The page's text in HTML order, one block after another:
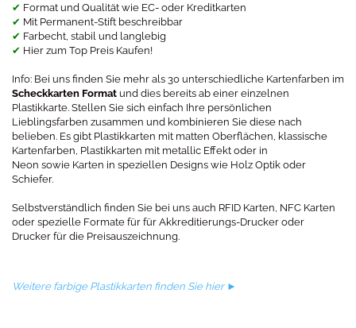
✔ Format und Qualität wie EC- oder Kreditkarten
✔ Mit Permanent-Stift beschreibbar
✔ Farbecht, stabil und langlebig
✔ Hier zum Top Preis Kaufen!
Info: Bei uns finden Sie mehr als 30 unterschiedliche Kartenfarben im
Scheckkarten Format und dies bereits ab einer einzelnen
Plastikkarte. Stellen Sie sich einfach Ihre persönlichen
Lieblingsfarben zusammen und kombinieren Sie diese nach
belieben. Es gibt Plastikkarten mit matten Oberflächen, klassische
Kartenfarben, Plastikkarten mit metallic Effekt oder in
Neon sowie Karten in speziellen Designs wie Holz Optik oder
Schiefer.
Selbstverständlich finden Sie bei uns auch RFID Karten, NFC Karten
oder spezielle Formate für für Akkreditierungs-Drucker oder
Drucker für die Preisauszeichnung.
Weitere farbige Plastikkarten finden Sie hier ►